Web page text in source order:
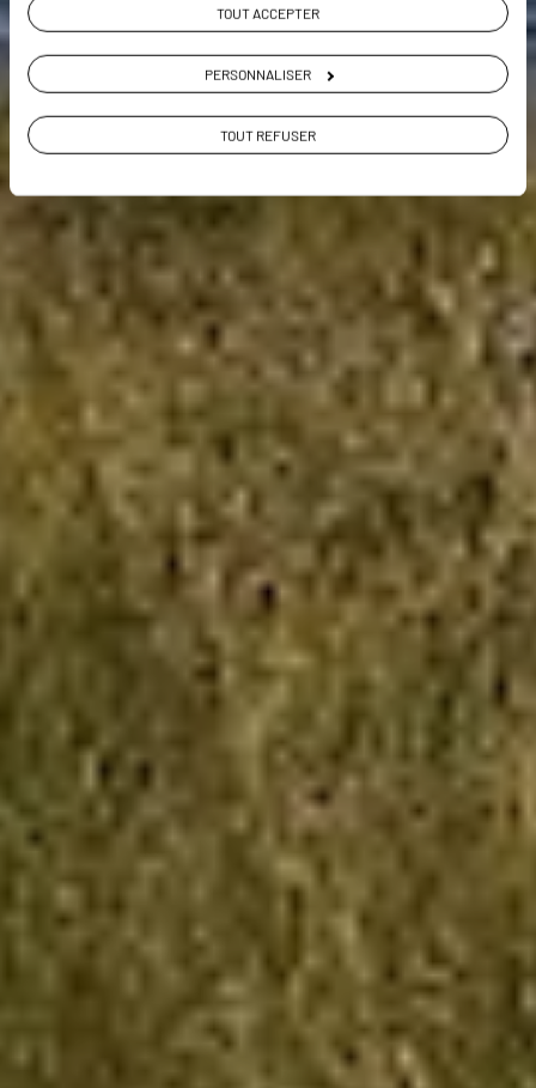
TOUT ACCEPTER
PERSONNALISER
TOUT REFUSER
Voir les 6 avis sur les voyages aux Îles Féroé
VOIR LA GALERIE PHOTOS